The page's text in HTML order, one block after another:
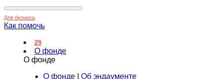
Для бизнеса
Как помочь
29
О фонде
О фонде
О фонде
Об эндаументе